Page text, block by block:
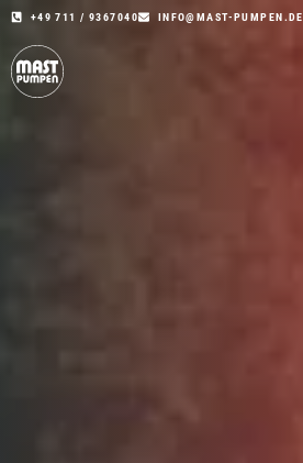
+49 711 / 9367040 INFO@MAST-PUMPEN.DE